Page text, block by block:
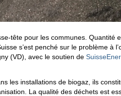
tête pour les communes. Quantité
s’est penché sur le problème à
(VD), avec le soutien de
les installations de biogaz, ils
La qualité des déchets est